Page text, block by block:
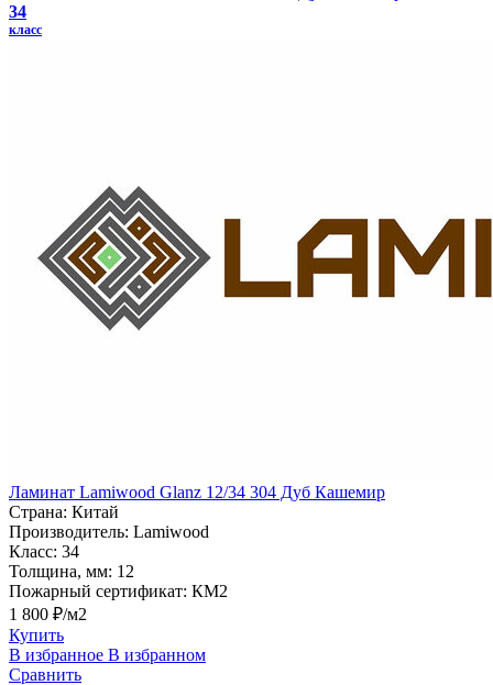
34
класс
Ламинат Lamiwood Glanz 12/34 304 Дуб Кашемир
Страна: Китай
Производитель: Lamiwood
Класс: 34
Толщина, мм: 12
Пожарный сертификат: КМ2
1 800 ₽/м2
Купить
В избранное В избранном
Сравнить